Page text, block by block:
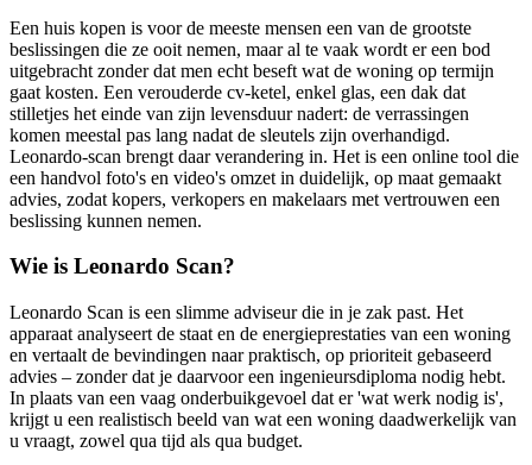
Een huis kopen is voor de meeste mensen een van de grootste
beslissingen die ze ooit nemen, maar al te vaak wordt er een bod
uitgebracht zonder dat men echt beseft wat de woning op termijn
gaat kosten. Een verouderde cv-ketel, enkel glas, een dak dat
stilletjes het einde van zijn levensduur nadert: de verrassingen
komen meestal pas lang nadat de sleutels zijn overhandigd.
Leonardo-scan brengt daar verandering in. Het is een online tool die
een handvol foto's en video's omzet in duidelijk, op maat gemaakt
advies, zodat kopers, verkopers en makelaars met vertrouwen een
beslissing kunnen nemen.
Wie is Leonardo Scan?
Leonardo Scan is een slimme adviseur die in je zak past. Het
apparaat analyseert de staat en de energieprestaties van een woning
en vertaalt de bevindingen naar praktisch, op prioriteit gebaseerd
advies – zonder dat je daarvoor een ingenieursdiploma nodig hebt.
In plaats van een vaag onderbuikgevoel dat er 'wat werk nodig is',
krijgt u een realistisch beeld van wat een woning daadwerkelijk van
u vraagt, zowel qua tijd als qua budget.